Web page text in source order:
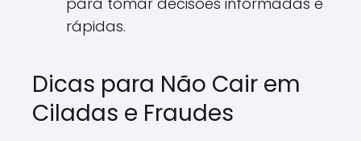
rápidas.
Dicas para Não Cair em
Ciladas e Fraudes